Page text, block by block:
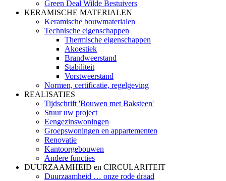
Green Deal Wilde Bestuivers
KERAMISCHE MATERIALEN
Keramische bouwmaterialen
Technische eigenschappen
Thermische eigenschappen
Akoestiek
Brandweerstand
Stabiliteit
Vorstweerstand
Normen, certificatie, regelgeving
REALISATIES
Tijdschrift 'Bouwen met Baksteen'
Stuur uw project
Eengezinswoningen
Groepswoningen en appartementen
Renovatie
Kantoorgebouwen
Andere functies
DUURZAAMHEID en CIRCULARITEIT
Duurzaamheid … onze rode draad